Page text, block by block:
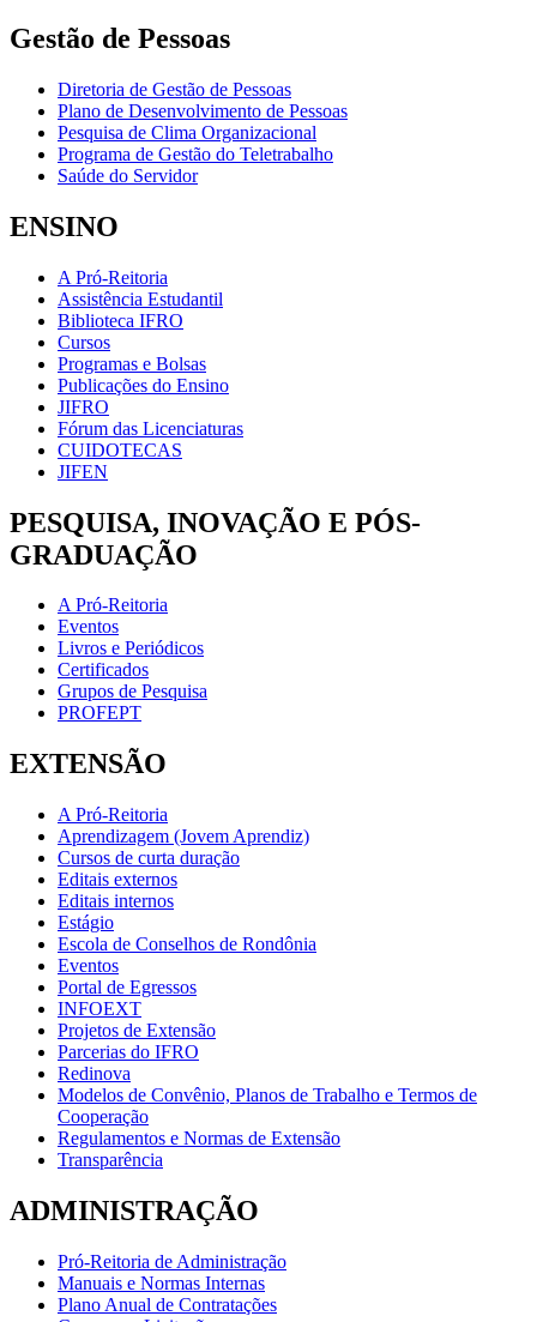
Gestão de Pessoas
Diretoria de Gestão de Pessoas
Plano de Desenvolvimento de Pessoas
Pesquisa de Clima Organizacional
Programa de Gestão do Teletrabalho
Saúde do Servidor
ENSINO
A Pró-Reitoria
Assistência Estudantil
Biblioteca IFRO
Cursos
Programas e Bolsas
Publicações do Ensino
JIFRO
Fórum das Licenciaturas
CUIDOTECAS
JIFEN
PESQUISA, INOVAÇÃO E PÓS-
GRADUAÇÃO
A Pró-Reitoria
Eventos
Livros e Periódicos
Certificados
Grupos de Pesquisa
PROFEPT
EXTENSÃO
A Pró-Reitoria
Aprendizagem (Jovem Aprendiz)
Cursos de curta duração
Editais externos
Editais internos
Estágio
Escola de Conselhos de Rondônia
Eventos
Portal de Egressos
INFOEXT
Projetos de Extensão
Parcerias do IFRO
Redinova
Modelos de Convênio, Planos de Trabalho e Termos de
Cooperação
Regulamentos e Normas de Extensão
Transparência
ADMINISTRAÇÃO
Pró-Reitoria de Administração
Manuais e Normas Internas
Plano Anual de Contratações